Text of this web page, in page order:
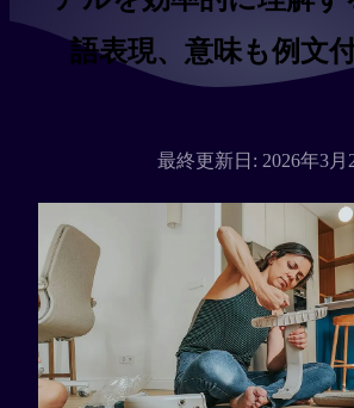
語表現、意味も例文
最終更新日: 2026年3月